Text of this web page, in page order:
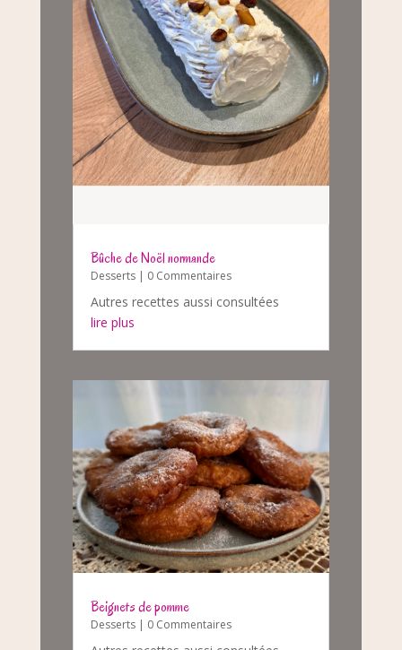
Bûche de Noël normande
Desserts| 0 Commentaires
Autres recettes aussi consultées
lire plus
Beignets de pomme
Desserts| 0 Commentaires